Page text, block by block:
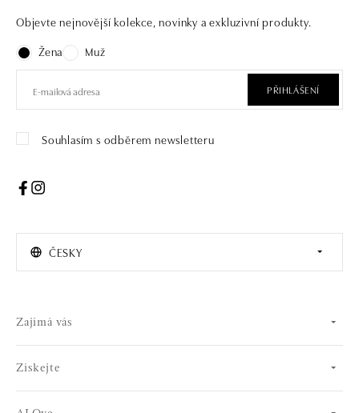
Objevte nejnovější kolekce, novinky a exkluzivní produkty.
Žena
Muž
PŘIHLÁŠENÍ
Souhlasím s odběrem newsletteru
ČESKY
Zajímá vás
Získejte